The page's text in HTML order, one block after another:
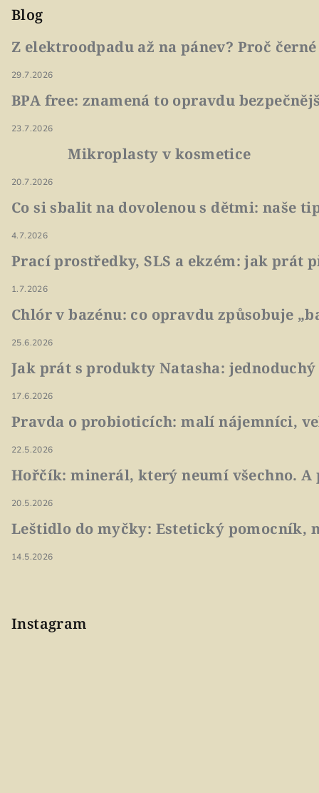
Blog
Z elektroodpadu až na pánev? Proč
29.7.2026
BPA free: znamená to opravdu
23.7.2026
Mikroplasty v kosmetice
20.7.2026
Co si sbalit na dovolenou s dětmi: naše
4.7.2026
Prací prostředky, SLS a ekzém: jak prát
1.7.2026
Chlór v bazénu: co opravdu způsobuje
25.6.2026
Jak prát s produkty Natasha:
17.6.2026
Pravda o probioticích: malí nájemníci,
22.5.2026
Hořčík: minerál, který neumí všechno.
20.5.2026
Leštidlo do myčky: Estetický pomocník,
14.5.2026
Instagram